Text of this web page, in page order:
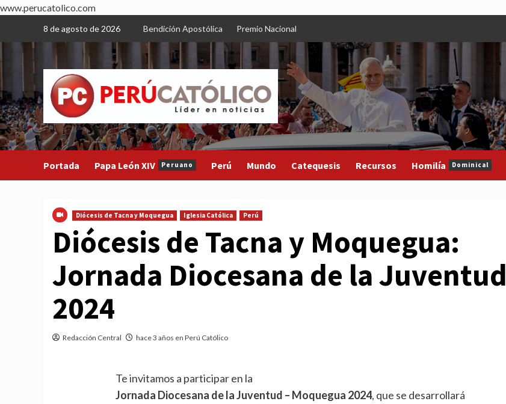
www.perucatolico.com
content
8 de agosto de 2026 Bendición Apostólica Premio Nacional
Portada Papa León XIV Peruano Perú Mundo Catequesis Recursos Homilía Dominical
Diócesis de Tacna y Moquegua Iglesia Católica Perú
Diócesis de Tacna y Moquegua:
Jornada Diocesana de la Juventud
2024
Redacción Central hace 3 años en Perú Católico
Te invitamos a participar en la
Jornada Diocesana de la Juventud – Moquegua 2024, que se desarrollará